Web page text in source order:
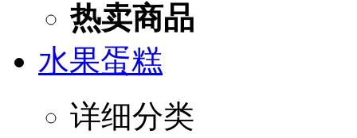
热卖商品
水果蛋糕
详细分类